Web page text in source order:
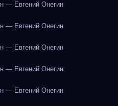
— Евгений Онегин
— Евгений Онегин
— Евгений Онегин
— Евгений Онегин
— Евгений Онегин